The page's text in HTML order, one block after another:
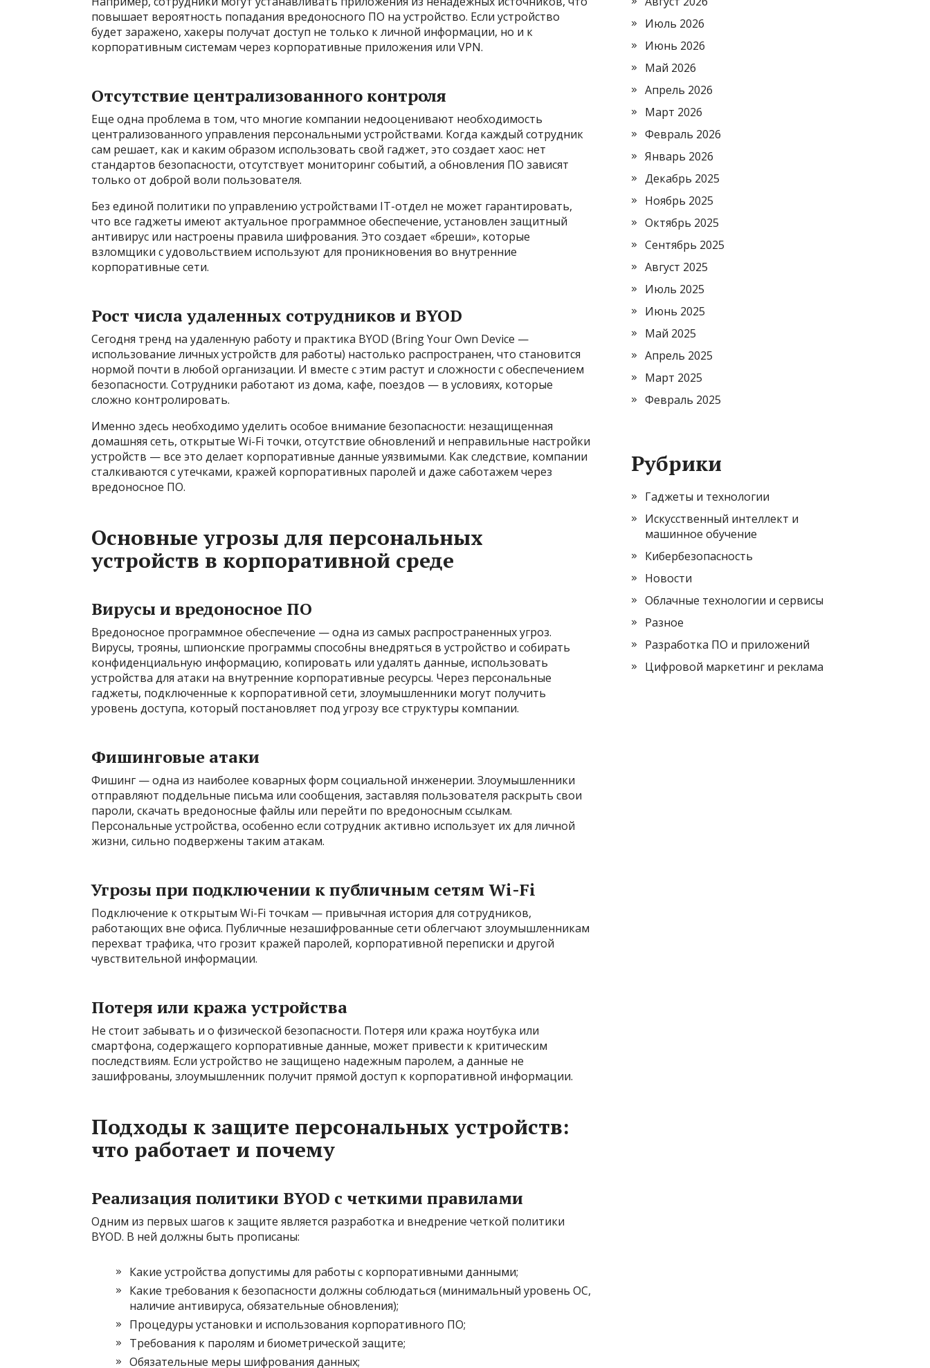
повышает вероятность попадания вредоносного ПО на устройство. Если устройство
будет заражено, хакеры получат доступ не только к личной информации, но и к
корпоративным системам через корпоративные приложения или VPN.
Отсутствие централизованного контроля
Еще одна проблема в том, что многие компании недооценивают необходимость
централизованного управления персональными устройствами. Когда каждый сотрудник
сам решает, как и каким образом использовать свой гаджет, это создает хаос: нет
стандартов безопасности, отсутствует мониторинг событий, а обновления ПО зависят
только от доброй воли пользователя.
Без единой политики по управлению устройствами IT-отдел не может гарантировать,
что все гаджеты имеют актуальное программное обеспечение, установлен защитный
антивирус или настроены правила шифрования. Это создает «бреши», которые
взломщики с удовольствием используют для проникновения во внутренние
корпоративные сети.
Рост числа удаленных сотрудников и BYOD
Сегодня тренд на удаленную работу и практика BYOD (Bring Your Own Device —
использование личных устройств для работы) настолько распространен, что становится
нормой почти в любой организации. И вместе с этим растут и сложности с обеспечением
безопасности. Сотрудники работают из дома, кафе, поездов — в условиях, которые
сложно контролировать.
Именно здесь необходимо уделить особое внимание безопасности: незащищенная
домашняя сеть, открытые Wi-Fi точки, отсутствие обновлений и неправильные настройки
устройств — все это делает корпоративные данные уязвимыми. Как следствие, компании
сталкиваются с утечками, кражей корпоративных паролей и даже саботажем через
вредоносное ПО.
Основные угрозы для персональных
устройств в корпоративной среде
Вирусы и вредоносное ПО
Вредоносное программное обеспечение — одна из самых распространенных угроз.
Вирусы, трояны, шпионские программы способны внедряться в устройство и собирать
конфиденциальную информацию, копировать или удалять данные, использовать
устройства для атаки на внутренние корпоративные ресурсы. Через персональные
гаджеты, подключенные к корпоративной сети, злоумышленники могут получить
уровень доступа, который постановляет под угрозу все структуры компании.
Фишинговые атаки
Фишинг — одна из наиболее коварных форм социальной инженерии. Злоумышленники
отправляют поддельные письма или сообщения, заставляя пользователя раскрыть свои
пароли, скачать вредоносные файлы или перейти по вредоносным ссылкам.
Персональные устройства, особенно если сотрудник активно использует их для личной
жизни, сильно подвержены таким атакам.
Угрозы при подключении к публичным сетям Wi-Fi
Подключение к открытым Wi-Fi точкам — привычная история для сотрудников,
работающих вне офиса. Публичные незашифрованные сети облегчают злоумышленникам
перехват трафика, что грозит кражей паролей, корпоративной переписки и другой
чувствительной информации.
Потеря или кража устройства
Не стоит забывать и о физической безопасности. Потеря или кража ноутбука или
смартфона, содержащего корпоративные данные, может привести к критическим
последствиям. Если устройство не защищено надежным паролем, а данные не
зашифрованы, злоумышленник получит прямой доступ к корпоративной информации.
Подходы к защите персональных устройств:
что работает и почему
Реализация политики BYOD с четкими правилами
Одним из первых шагов к защите является разработка и внедрение четкой политики
BYOD. В ней должны быть прописаны:
Какие устройства допустимы для работы с корпоративными данными;
Какие требования к безопасности должны соблюдаться (минимальный уровень ОС,
наличие антивируса, обязательные обновления);
Процедуры установки и использования корпоративного ПО;
Требования к паролям и биометрической защите;
Обязательные меры шифрования данных;
Июль 2026
Июнь 2026
Май 2026
Апрель 2026
Март 2026
Февраль 2026
Январь 2026
Декабрь 2025
Ноябрь 2025
Октябрь 2025
Сентябрь 2025
Август 2025
Июль 2025
Июнь 2025
Май 2025
Апрель 2025
Март 2025
Февраль 2025
Рубрики
Гаджеты и технологии
Искусственный интеллект и
машинное обучение
Кибербезопасность
Новости
Облачные технологии и сервисы
Разное
Разработка ПО и приложений
Цифровой маркетинг и реклама